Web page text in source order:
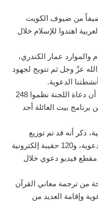
لجنة التعريف بالإسلام أن 197 ضيفاً من ضيوف الكويت
اهتدوا للإسلام خلال
والموارد عمار الكندري،
عزّ وجل ثم تتويج لجهود
الدعوية.
وحول الدعوة الميدانية، أوضح الكندري أن دعاة اللجنة نظموا 248
يناير، و34 زيارة ضمن برنامج بيت العائلة أحد
ذكر أنه قد تم توزيع
3854 كتيبًا ونشرة دعوية، و670 حقيبة دعوية، و120 حقيبة إلكترونية
بمختلف اللغات، فيما أنتجت اللجنة 51 مقطع فيديو دعوي خلال
قد تم كذلك توزيع 156 نسخة من ترجمة معاني القرآن
81 محاضرة دعوية وإقامة العديد من